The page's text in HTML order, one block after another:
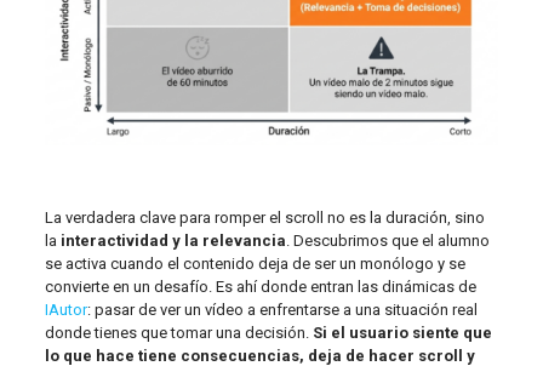
La verdadera clave para romper el scroll no es la duración, sino
la interactividad y la relevancia . Descubrimos que el alumno
se activa cuando el contenido deja de ser un monólogo y se
convierte en un desafío. Es ahí donde entran las dinámicas de
IAutor: pasar de ver un vídeo a enfrentarse a una situación real
donde tienes que tomar una decisión. Si el usuario siente que
lo que hace tiene consecuencias, deja de hacer scroll y